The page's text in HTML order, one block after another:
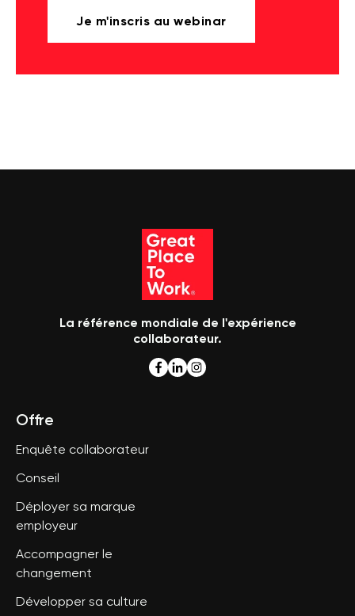
Je m'inscris au webinar
La référence mondiale de l'expérience
collaborateur.
Offre
Enquête collaborateur
Conseil
Déployer sa marque
employeur
Accompagner le
changement
Développer sa culture